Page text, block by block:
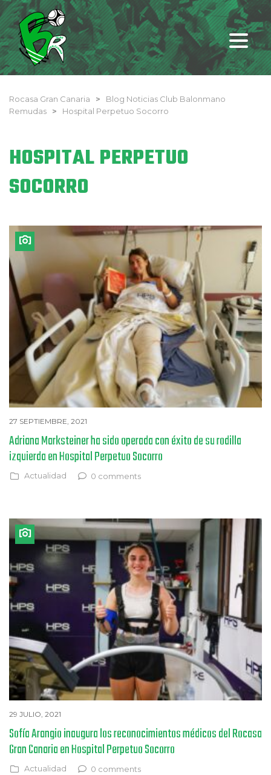
Rocasa Gran Canaria >
Blog Noticias Club Balonmano
Remudas
> Hospital Perpetuo Socorro
HOSPITAL PERPETUO
SOCORRO
27 SEPTIEMBRE, 2021
Adriana Marksteiner ha sido operada con éxito de su rodilla
izquierda en Hospital Perpetuo Socorro
Actualidad 0 comments
29 JULIO, 2021
Sofía Arangio inaugura los reconocimientos médicos del Rocasa
Gran Canaria en Hospital Perpetuo Socorro
Actualidad 0 comments